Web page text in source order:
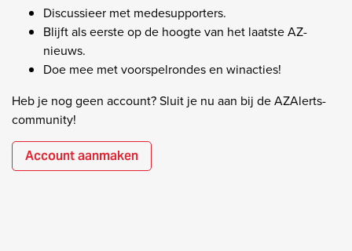
Discussieer met medesupporters.
Blijft als eerste op de hoogte van het laatste AZ-
nieuws.
Doe mee met voorspelrondes en winacties!
Heb je nog geen account? Sluit je nu aan bij de AZAlerts-
community!
Account aanmaken